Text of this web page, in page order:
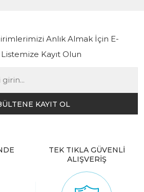
Anlık Almak İçin E-
Kayıt Olun
KAYIT OL
TEK TIKLA GÜVENLİ
ALIŞVERİŞ